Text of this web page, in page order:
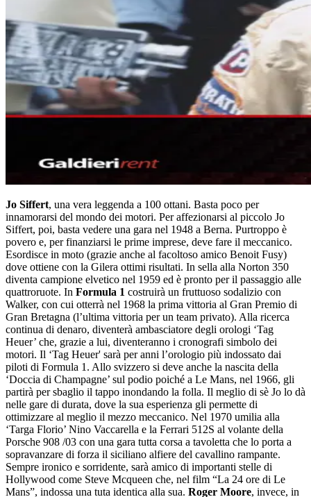
Jo Siffert, una vera leggenda a 100 ottani. Basta poco per
innamorarsi del mondo dei motori. Per affezionarsi al piccolo Jo
Siffert, poi, basta vedere una gara nel 1948 a Berna. Purtroppo è
povero e, per finanziarsi le prime imprese, deve fare il meccanico.
Esordisce in moto (grazie anche al facoltoso amico Benoit Fusy)
dove ottiene con la Gilera ottimi risultati. In sella alla Norton 350
diventa campione elvetico nel 1959 ed è pronto per il passaggio alle
quattroruote. In Formula 1 costruirà un fruttuoso sodalizio con
Walker, con cui otterrà nel 1968 la prima vittoria al Gran Premio di
Gran Bretagna (l’ultima vittoria per un team privato). Alla ricerca
continua di denaro, diventerà ambasciatore degli orologi ‘Tag
Heuer’ che, grazie a lui, diventeranno i cronografi simbolo dei
motori. Il ‘Tag Heuer' sarà per anni l’orologio più indossato dai
piloti di Formula 1. Allo svizzero si deve anche la nascita della
‘Doccia di Champagne’ sul podio poiché a Le Mans, nel 1966, gli
partirà per sbaglio il tappo inondando la folla. Il meglio di sè Jo lo dà
nelle gare di durata, dove la sua esperienza gli permette di
ottimizzare al meglio il mezzo meccanico. Nel 1970 umilia alla
‘Targa Florio’ Nino Vaccarella e la Ferrari 512S al volante della
Porsche 908 /03 con una gara tutta corsa a tavoletta che lo porta a
sopravanzare di forza il siciliano alfiere del cavallino rampante.
Sempre ironico e sorridente, sarà amico di importanti stelle di
Hollywood come Steve Mcqueen che, nel film “La 24 ore di Le
Mans”, indossa una tuta identica alla sua. Roger Moore, invece, in